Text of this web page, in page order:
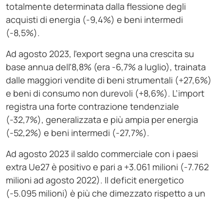
totalmente determinata dalla flessione degli
acquisti di energia (-9,4%) e beni intermedi
(-8,5%).
Ad agosto 2023, l’export segna una crescita su
base annua dell’8,8% (era -6,7% a luglio), trainata
dalle maggiori vendite di beni strumentali (+27,6%)
e beni di consumo non durevoli (+8,6%). L’import
registra una forte contrazione tendenziale
(-32,7%), generalizzata e più ampia per energia
(-52,2%) e beni intermedi (-27,7%).
Ad agosto 2023 il saldo commerciale con i paesi
extra Ue27 è positivo e pari a +3.061 milioni (-7.762
milioni ad agosto 2022). Il deficit energetico
(-5.095 milioni) è più che dimezzato rispetto a un